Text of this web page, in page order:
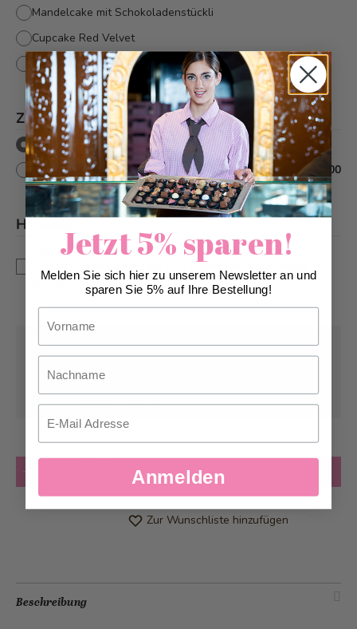
Mandelcake mit Schokoladenstückli
Cupcake Red Velvet
Cupcake Oreo
Zusätzlich *
ohne Textdecor
mit Textdecor
+ CHF 10.00
Hinweis
Dies ist eine Sonderanfertigung. Änderungen und
Annullationen können bis zu 5 Tagen vor Auslieferung
berücksichtigt werden.
Abholung abDienstag, 11.08.2026
Kann frühstens ab
geliefert werden
Anzahl in den Warenkorb
Zur Wunschliste hinzufügen
Beschreibung
Jetzt 5% sparen!
Melden Sie sich hier zu unserem Newsletter an und
sparen Sie 5% auf Ihre Bestellung!
Nachname
Anmelden